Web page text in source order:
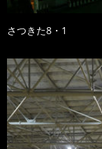
さつきた8・1